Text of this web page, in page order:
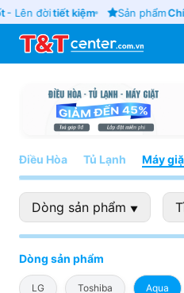
- Lên đờitiết kiệm Sản phẩm
Điều Hòa Tủ Lạnh Máy
Dòng sản phẩm ▼
Dòng sản phẩm
LG Toshiba Aqua